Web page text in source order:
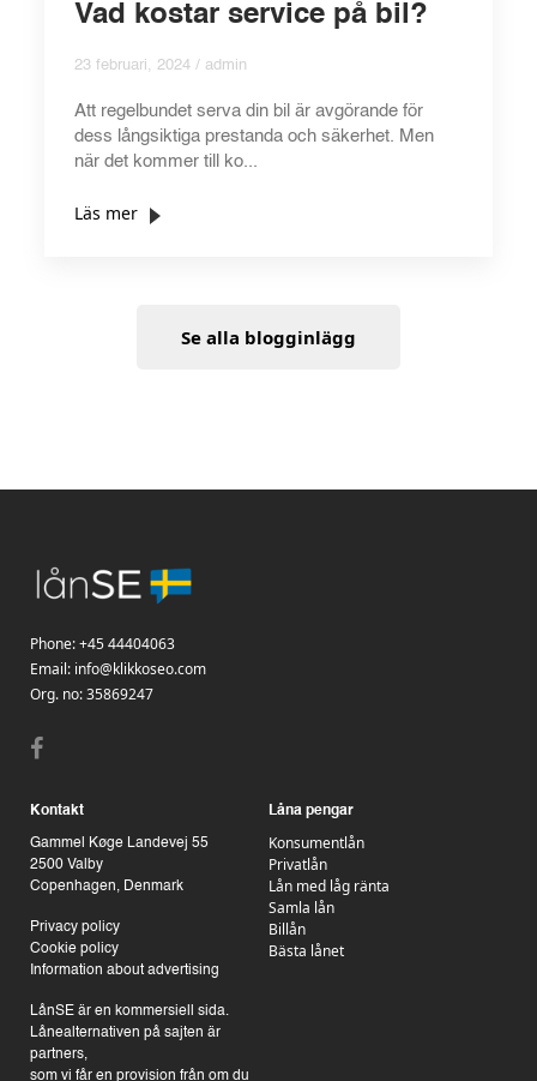
Vad kostar service på bil?
23 februari, 2024 / admin
Att regelbundet serva din bil är avgörande för
dess långsiktiga prestanda och säkerhet. Men
när det kommer till ko...
Läs mer
Se alla blogginlägg
Phone:+45 44404063
Email: info@klikkoseo.com
Org. no: 35869247
Kontakt
Gammel Køge Landevej 55
2500 Valby
Copenhagen, Denmark
Privacy policy
Cookie policy
Information about advertising
LånSE är en kommersiell sida.
Lånealternativen på sajten är
partners,
som vi får en provision från om du
Låna pengar
Konsumentlån
Privatlån
Lån med låg ränta
Samla lån
Billån
Bästa lånet